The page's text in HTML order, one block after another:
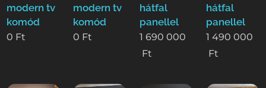
modern tv
komód
0 Ft
modern tv
komód
0 Ft
hátfal
panellel
1 690 000
Ft
hátfal
panellel
1 490 000
Ft